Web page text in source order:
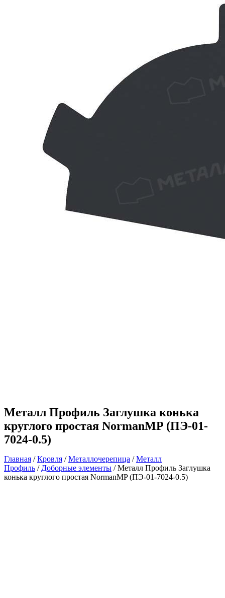
Металл Профиль Заглушка конька
круглого простая NormanMP (ПЭ-01-
7024-0.5)
Главная /Кровля /Металлочерепица /Металл
Профиль / Доборные элементы / Металл Профиль Заглушка
конька круглого простая NormanMP (ПЭ-01-7024-0.5)